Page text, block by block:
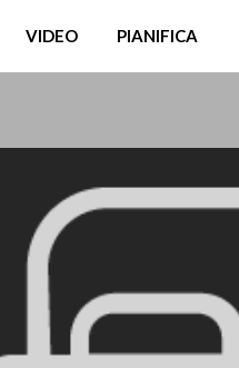
VIDEO PIANIFICA